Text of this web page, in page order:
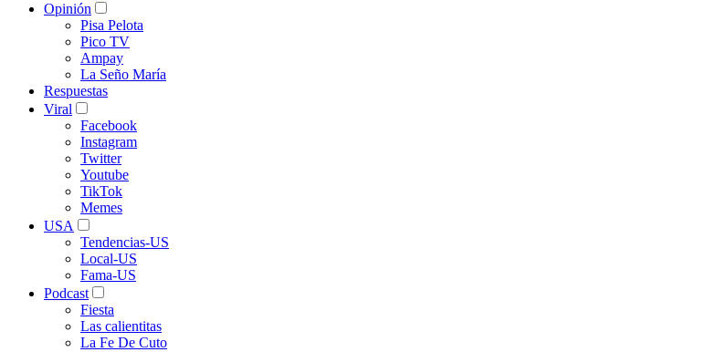
Opinión
Pisa Pelota
Pico TV
Ampay
La Seño María
Respuestas
Viral
Facebook
Instagram
Twitter
Youtube
TikTok
Memes
USA
Tendencias-US
Local-US
Fama-US
Podcast
Fiesta
Las calientitas
La Fe De Cuto